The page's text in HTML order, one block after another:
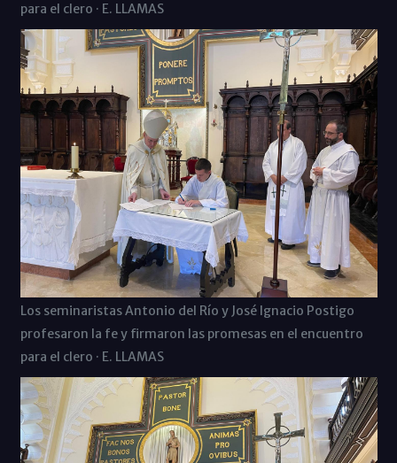
para el clero · E. LLAMAS
Los seminaristas Antonio del Río y José Ignacio Postigo
profesaron la fe y firmaron las promesas en el encuentro
para el clero · E. LLAMAS